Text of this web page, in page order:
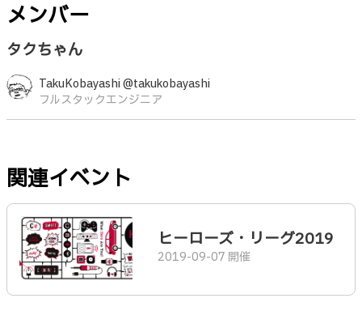
メンバー
タクちゃん
TakuKobayashi @takukobayashi
フルスタックエンジニア
関連イベント
ヒーローズ・リーグ2019
2019-09-07 開催